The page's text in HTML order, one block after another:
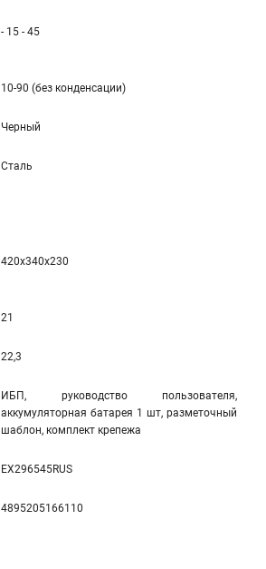
- 15 - 45
10-90 (без конденсации)
Черный
Сталь
420x340x230
21
22,3
ИБП, руководство пользователя,
аккумуляторная батарея 1 шт, разметочный
шаблон, комплект крепежа
EX296545RUS
4895205166110